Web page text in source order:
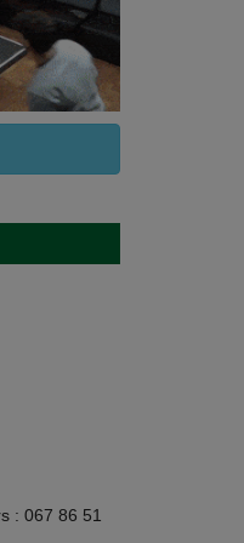
: 067 86 51